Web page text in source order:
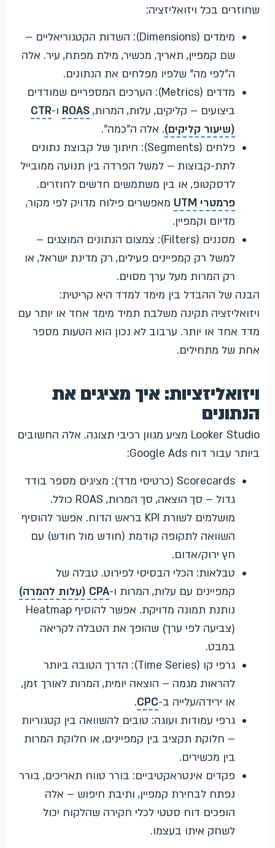
שחוזרים בכל ויזואליזציה:
מימדים (Dimensions): השדות הקטגוריאליים –
שם קמפיין, תאריך, מכשיר, מילת מפתח, עיר. אלה
ה"לפי מה" שלפיו מפלחים את הנתונים.
מדדים (Metrics): הערכים המספריים שמודדים
ביצועים – קליקים, עלות, המרות, ROAS ו-CTR
(שיעור קליקים). אלה ה"כמה".
פלחים (Segments): חיתוך של קבוצת נתונים
לתת-קבוצות – למשל הפרדה בין תנועה ממובייל
לדסקטופ, או בין משתמשים חדשים לחוזרים.
פרמטרי UTM
מאפשרים פילוח מדויק לפי מקור,
מדיום וקמפיין.
מסננים (Filters): צמצום הנתונים המוצגים –
למשל רק קמפיינים פעילים, רק מדינת ישראל, או
רק המרות מעל ערך מסוים.
הבנה של ההבדל בין מימד למדד היא קריטית:
ויזואליזציה תקינה משלבת תמיד מימד אחד או יותר עם
מדד אחד או יותר. ערבוב לא נכון הוא הטעות מספר
אחת של מתחילים.
ויזואליזציות: איך מציגים את
הנתונים
Looker Studio מציע מגוון רכיבי תצוגה. אלה החשובים
ביותר עבור דוח Google Ads:
Scorecards (כרטיסי מדד): מציגים מספר בודד
גדול – סך הוצאה, סך המרות, ROAS כולל.
מושלמים לשורת KPI בראש הדוח. אפשר להוסיף
השוואה לתקופה קודמת (חודש מול חודש) עם
חץ ירוק/אדום.
טבלאות: הכלי הבסיסי לפירוט. טבלה של
קמפיינים עם עלות, המרות ו-CPA (עלות להמרה)
נותנת תמונה מדויקת. אפשר להוסיף Heatmap
(צביעה לפי ערך) שהופך את הטבלה לקריאה
במבט.
גרפי קו (Time Series): הדרך הטובה ביותר
להראות מגמה – הוצאה יומית, המרות לאורך זמן,
או ירידה/עלייה ב-CPC
.
גרפי עמודות ועוגה: טובים להשוואה בין קטגוריות
– חלוקת תקציב בין קמפיינים, או חלוקת המרות
בין מכשירים.
פקדים אינטראקטיביים: בורר טווח תאריכים, בורר
נפתח לבחירת קמפיין, ותיבת חיפוש – אלה
הופכים דוח סטטי לכלי חקירה שהלקוח יכול
לשחק איתו בעצמו.